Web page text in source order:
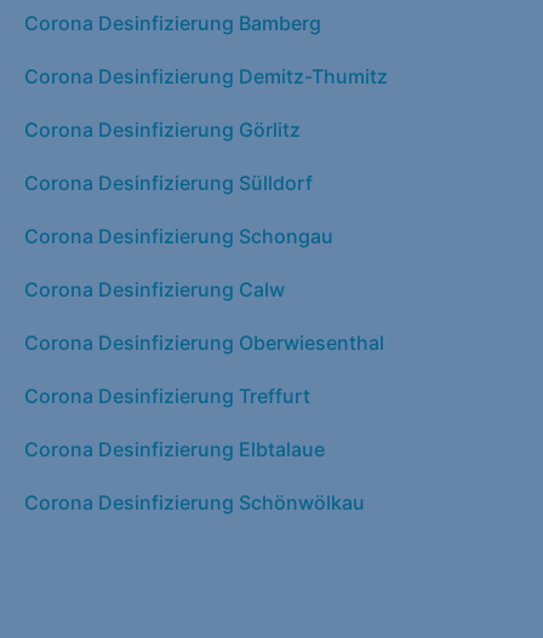
Corona Desinfizierung Bamberg
Corona Desinfizierung Demitz-Thumitz
Corona Desinfizierung Görlitz
Corona Desinfizierung Sülldorf
Corona Desinfizierung Schongau
Corona Desinfizierung Calw
Corona Desinfizierung Oberwiesenthal
Corona Desinfizierung Treffurt
Corona Desinfizierung Elbtalaue
Corona Desinfizierung Schönwölkau